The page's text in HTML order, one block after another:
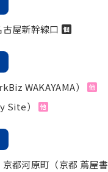
古屋新幹線口 個
WAKAYAMA） 他
Site） 他
京都河原町（京都 蔦屋書